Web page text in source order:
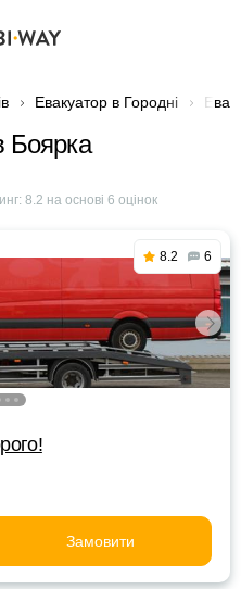
Евакуатор в Городні
Боярка
8.2 на основі 6 оцінок
8.2 6
Замовити